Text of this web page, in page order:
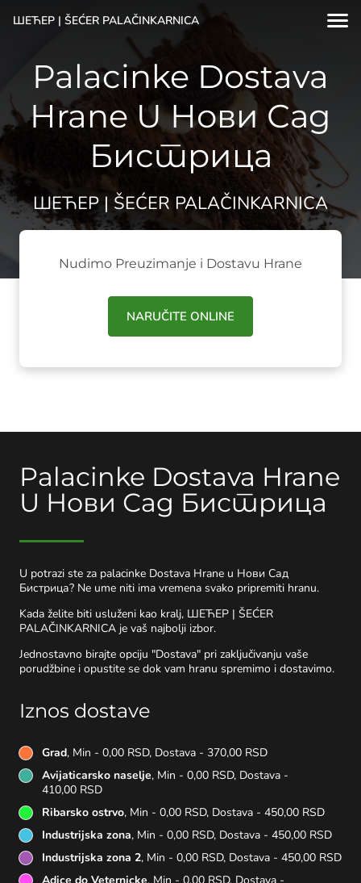
ШЕЋЕР | ŠEĆER PALAČINKARNICA
Palacinke Dostava
Hrane U Нови Сад
Бистрица
ШЕЋЕР | ŠEĆER PALAČINKARNICA
Nudimo Preuzimanje i Dostavu Hrane
NARUČITE ONLINE
Palacinke Dostava Hrane
U Нови Сад Бистрица
U potrazi ste za palacinke Dostava Hrane u Нови Сад
Бистрица? Ne ume niti ima vremena svako pripremiti hranu.
Kada želite biti usluženi kao kralj, ШЕЋЕР | ŠEĆER
PALAČINKARNICA je vaš najbolji izbor.
Jednostavno birajte opciju "Dostava" pri zaključivanju vaše
porudžbine i opustite se dok vam hranu spremimo i dostavimo.
Iznos dostave
Grad, Min - 0,00 RSD, Dostava - 370,00 RSD
Avijaticarsko naselje, Min - 0,00 RSD, Dostava -
410,00 RSD
Ribarsko ostrvo, Min - 0,00 RSD, Dostava - 450,00 RSD
Industrijska zona, Min - 0,00 RSD, Dostava - 450,00 RSD
Industrijska zona 2, Min - 0,00 RSD, Dostava - 450,00 RSD